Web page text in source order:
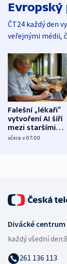
Evropský
ČT24 každý den
veřejnými médii,
Falešní „lékaři“
vytvoření AI šíří
mezi staršími
Poláky
včera v 07:00
Divácké centrum
každý všední den:
261 136 113